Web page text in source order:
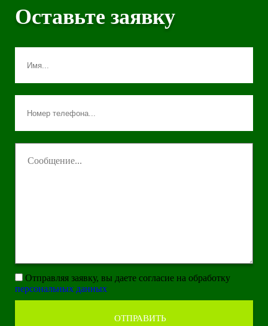
Оставьте заявку
Отправляя заявку, вы даете согласие на обработку
персональных данных